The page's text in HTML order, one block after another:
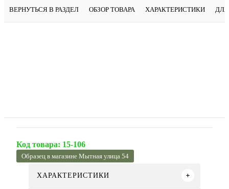
ВЕРНУТЬСЯ В РАЗДЕЛ ОБЗОР ТОВАРА ХАРАКТЕРИСТИКИ
Код товара: 15-106
Образец в магазине Мытная улица 54
ХАРАКТЕРИСТИКИ